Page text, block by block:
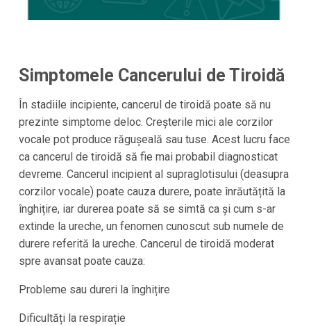
Simptomele Cancerului de Tiroidă
În stadiile incipiente, cancerul de tiroidă poate să nu
prezinte simptome deloc. Creșterile mici ale corzilor
vocale pot produce răgușeală sau tuse. Acest lucru face
ca cancerul de tiroidă să fie mai probabil diagnosticat
devreme. Cancerul incipient al supraglotisului (deasupra
corzilor vocale) poate cauza durere, poate înrăutățită la
înghițire, iar durerea poate să se simtă ca și cum s-ar
extinde la ureche, un fenomen cunoscut sub numele de
durere referită la ureche. Cancerul de tiroidă moderat
spre avansat poate cauza:
Probleme sau dureri la înghițire
Dificultăți la respirație